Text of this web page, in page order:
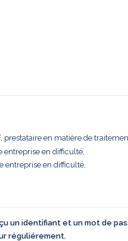
prestataire en matière de
entreprise en difficulté,
entreprise en difficulté,
un identifiant et un mot de
réguliérement.